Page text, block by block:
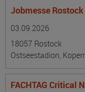
Jobmesse Rostock
03.09.2026
18057 Rostock
Ostseestadion,
FACHTAG Critical